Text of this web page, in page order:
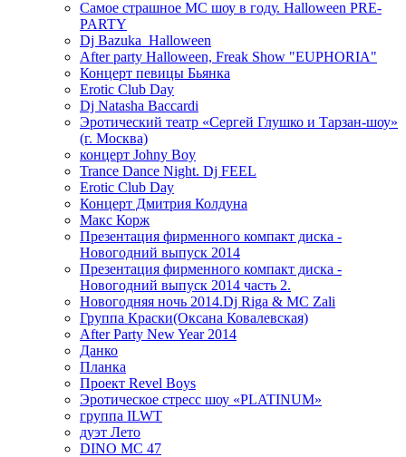
Самое страшное МС шоу в году. Halloween PRE-
PARTY
Dj Bazuka_Halloween
After party Halloween, Freak Show "EUPHORIA"
Концерт певицы Бьянка
Erotic Club Day
Dj Natasha Baccardi
Эротический театр «Сергей Глушко и Тарзан-шоу»
(г. Москва)
концерт Johny Boy
Trance Dance Night. Dj FEEL
Erotic Club Day
Концерт Дмитрия Колдуна
Макс Корж
Презентация фирменного компакт диска -
Новогодний выпуск 2014
Презентация фирменного компакт диска -
Новогодний выпуск 2014 часть 2.
Новогодняя ночь 2014.Dj Riga & MC Zali
Группа Краски(Оксана Ковалевская)
After Party New Year 2014
Данко
Планка
Проект Revel Boys
Эротическое стресс шоу «PLATINUM»
группа ILWT
дуэт Лето
DINO MC 47